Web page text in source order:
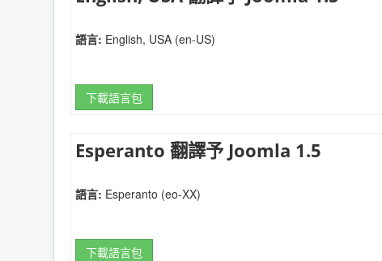
語言: English, USA (en-US)
下載語言包
Esperanto 翻譯予 Joomla 1.5
語言: Esperanto (eo-XX)
下載語言包